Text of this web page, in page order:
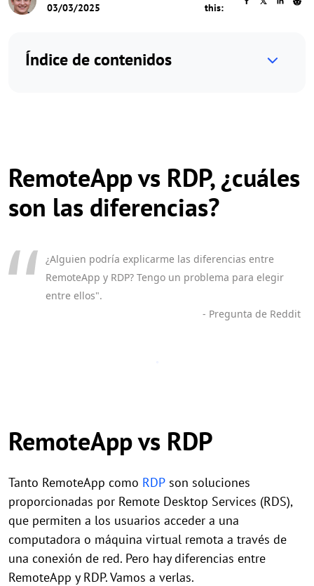
03/03/2025
this:
Índice de contenidos
RemoteApp vs RDP, ¿cuáles
son las diferencias?
¿Alguien podría explicarme las diferencias entre
RemoteApp y RDP? Tengo un problema para elegir
entre ellos".
- Pregunta de Reddit
RemoteApp vs RDP
Tanto RemoteApp como RDP son soluciones
proporcionadas por Remote Desktop Services (RDS),
que permiten a los usuarios acceder a una
computadora o máquina virtual remota a través de
una conexión de red. Pero hay diferencias entre
RemoteApp y RDP. Vamos a verlas.